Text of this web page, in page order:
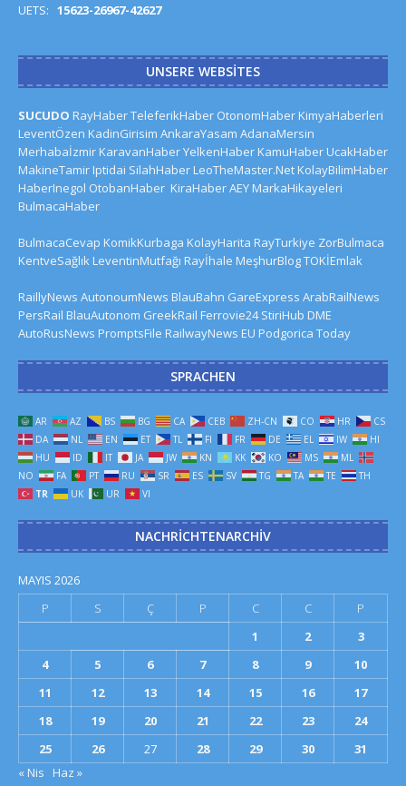
UETS: 15623-26967-42627
UNSERE WEBSITES
SUCUDO RayHaberTeleferikHaber OtonomHaber KimyaHaberleri
LeventÖzen KadinGirisim AnkaraYasam AdanaMersin
Merhabaİzmir KaravanHaberYelkenHaber KamuHaber UcakHaber
MakineTamir Iptidai SilahHaber LeoTheMaster.Net KolayBilimHaber
HaberInegol OtobanHaber KiraHaberAEY MarkaHikayeleri
BulmacaHaber
BulmacaCevap KomikKurbaga KolayHarita RayTurkiye ZorBulmaca
KentveSağlık LeventinMutfağı Rayİhale MeşhurBlogTOKİEmlak
RaillyNews AutonoumNews BlauBahn GareExpress ArabRailNews
PersRail BlauAutonom GreekRail Ferrovie24 StiriHub DME
AutoRusNews PromptsFile RailwayNews EU Podgorica Today
SPRACHEN
AR AZ BS BG CA CEB ZH-CN CO HR
CS
DA
NL EN ET TL FI FR DE EL IW
HI
HU
ID IT JA JW KN KK KO MS
ML
NO
FA PT RU SR ES SV TG TA TE
TH
TR
UK UR VI
NACHRICHTENARCHIV
MAYIS 2026
P
S Ç P C C
P
1
2
3
4
5 6 7 8 9
10
11
12 13 14 15 16
17
18
19 20 21 22 23
24
25
26 27 28 29 30
31
« Nis
Haz »